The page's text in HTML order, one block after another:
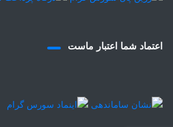
اعتماد شما اعتبار ماست